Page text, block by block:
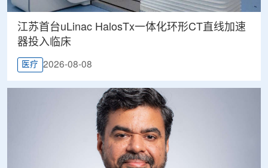
江苏首台uLinac HalosTx一体化环形CT直线加速
器投入临床
医疗 2026-08-08